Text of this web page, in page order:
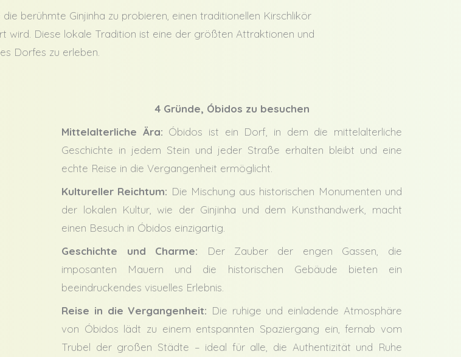
berühmte Ginjinha zu probieren, einen traditionellen Kirschlikör
wird. Diese lokale Tradition ist eine der größten Attraktionen und
Dorfes zu erleben.
4 Gründe, Óbidos zu besuchen
Mittelalterliche Ära: Óbidos ist ein Dorf, in dem die mittelalterliche
Geschichte in jedem Stein und jeder Straße erhalten bleibt und eine
echte Reise in die Vergangenheit ermöglicht.
Kultureller Reichtum: Die Mischung aus historischen Monumenten und
der lokalen Kultur, wie der Ginjinha und dem Kunsthandwerk, macht
einen Besuch in Óbidos einzigartig.
Geschichte und Charme: Der Zauber der engen Gassen, die
imposanten Mauern und die historischen Gebäude bieten ein
beeindruckendes visuelles Erlebnis.
Reise in die Vergangenheit: Die ruhige und einladende Atmosphäre
von Óbidos lädt zu einem entspannten Spaziergang ein, fernab vom
Trubel der großen Städte – ideal für alle, die Authentizität und Ruhe